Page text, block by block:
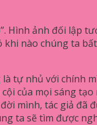
Hình ảnh đối lập
nào chúng ta
tự nhủ với chính
của mọi sáng
mình, tác giả đã
ta sẽ tìm được